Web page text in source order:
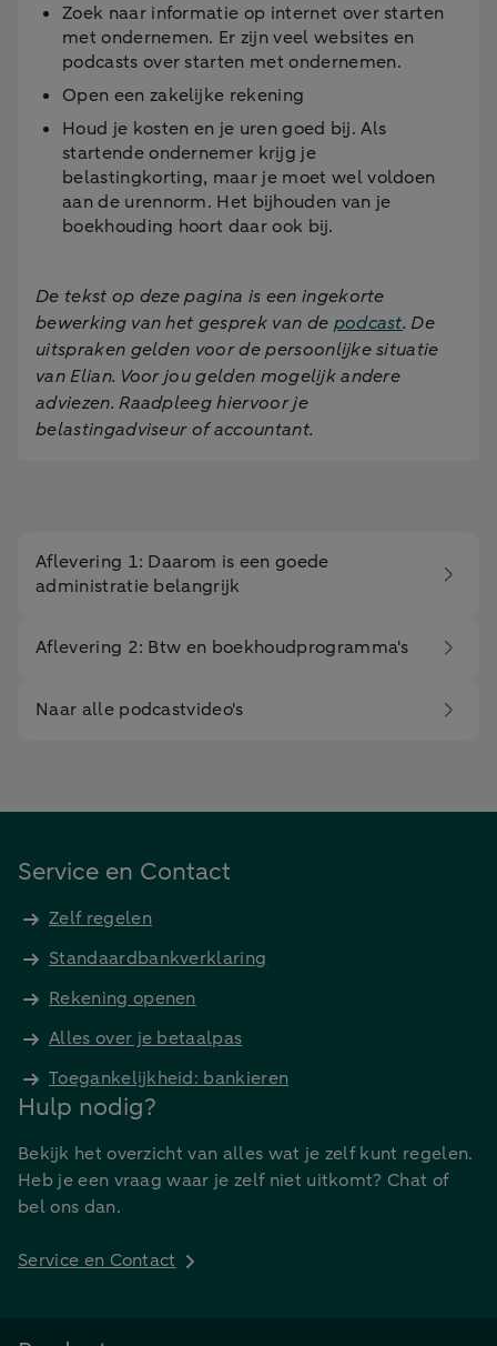
Zoek naar informatie op internet over starten
met ondernemen. Er zijn veel websites en
podcasts over starten met ondernemen.
Open een zakelijke rekening
Houd je kosten en je uren goed bij. Als
startende ondernemer krijg je
belastingkorting, maar je moet wel voldoen
aan de urennorm. Het bijhouden van je
boekhouding hoort daar ook bij.
De tekst op deze pagina is een ingekorte
bewerking van het gesprek van de podcast. De
uitspraken gelden voor de persoonlijke situatie
van Elian. Voor jou gelden mogelijk andere
adviezen. Raadpleeg hiervoor je
belastingadviseur of accountant.
Aflevering 1: Daarom is een goede
administratie belangrijk
Aflevering 2: Btw en boekhoudprogramma's
Naar alle podcastvideo's
Service en Contact
Zelf regelen
Standaardbankverklaring
Rekening openen
Alles over je betaalpas
Toegankelijkheid: bankieren
Hulp nodig?
Bekijk het overzicht van alles wat je zelf kunt regelen.
Heb je een vraag waar je zelf niet uitkomt? Chat of
bel ons dan.
Service en Contact